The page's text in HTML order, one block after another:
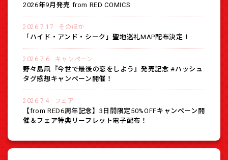
2026年9月発売 from RED COMICS
2026.7.17 そのほか
「ハイド・アンド・シーク」聖地巡礼MAP配布決定！
2026.7.6 キャンペーン
野々島凧『今世で最後の恋をしよう』発売記念 #ハッシュ
タグ感想キャンペーン開催！
2026.7.4 フェア
【from RED6周年記念】3日間限定50%OFFキャンペーン開
催＆フェア特典リーフレット電子配布！